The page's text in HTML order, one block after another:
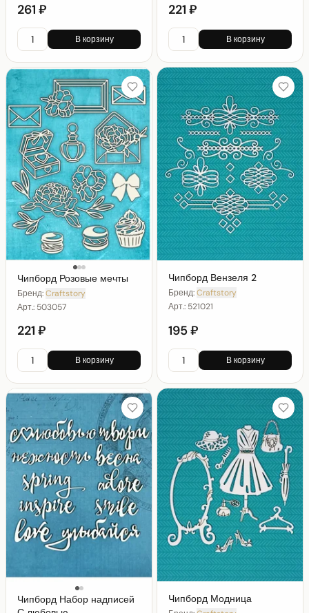
261 ₽
В корзину
221 ₽
В корзину
Чипборд Розовые мечты
Бренд:Craftstory
Арт.: 503057
221 ₽
В корзину
Чипборд Вензеля 2
Бренд:Craftstory
Арт.: 521021
195 ₽
В корзину
Чипборд Набор надписей
Чипборд Модница